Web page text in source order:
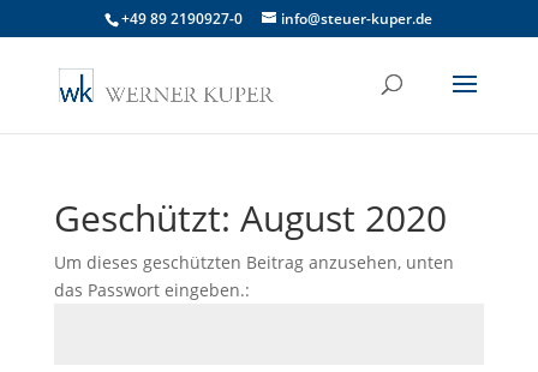
+49 89 2190927-0 info@steuer-kuper.de
Geschützt: August 2020
Um dieses geschützten Beitrag anzusehen, unten
das Passwort eingeben.: